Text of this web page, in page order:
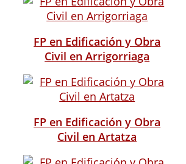
FP en Edificación y Obra
Civil en Arrigorriaga
FP en Edificación y Obra
Civil en Artatza